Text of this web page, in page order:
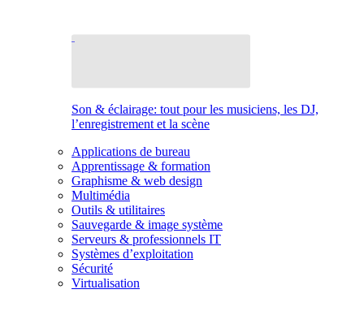
Son & éclairage: tout pour les musiciens, les DJ,
l’enregistrement et la scène
Applications de bureau
Apprentissage & formation
Graphisme & web design
Multimédia
Outils & utilitaires
Sauvegarde & image système
Serveurs & professionnels IT
Systèmes d’exploitation
Sécurité
Virtualisation